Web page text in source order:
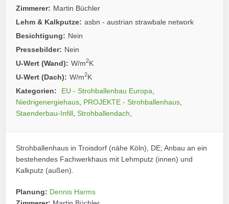
Zimmerer: Martin Büchler
Lehm & Kalkputze: asbn - austrian strawbale network
Besichtigung: Nein
Pressebilder: Nein
U-Wert (Wand): W/m2K
U-Wert (Dach): W/m2K
Kategorien:
EU - Strohballenbau Europa
Niedrigenergiehaus PROJEKTE - Strohballenhaus
Staenderbau-Infill ,Strohballendach
Strohballenhaus in Troisdorf (nähe Köln), DE; Anbau an ein
bestehendes Fachwerkhaus mit Lehmputz (innen) und
Kalkputz (außen).
Planung: Dennis Harms